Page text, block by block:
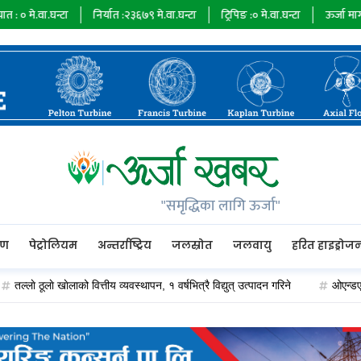
निर्यात :२३६७९ मे.वा.घन्टा ट्रिपिङ :०मे.वा.घन्टा ऊर्जा माग : ७३४८५
"समृद्धिका लागि ऊर्जा"
पेट्रोलियम अन्तर्राष्ट्रिय जलस्रोत जलवायु हरित
खाेलाको वित्तीय व्यवस्थापन, १ वर्षभित्रै विद्युत् उत्पादन गरिने ओएन्डएम